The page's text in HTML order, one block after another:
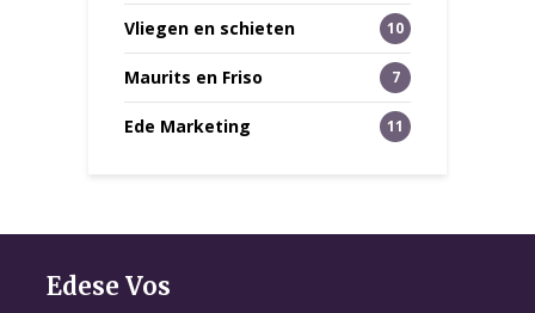
Vliegen en schieten 10
Maurits en Friso 7
Ede Marketing 11
Edese Vos